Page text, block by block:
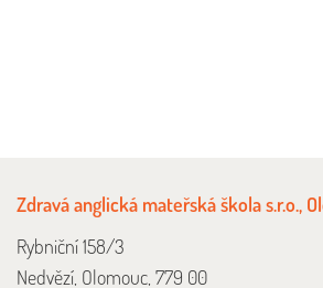
Zdravá anglická mateřská škola s.r.o.,
Rybniční 158/3
Nedvězí, Olomouc, 779 00